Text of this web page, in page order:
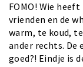
FOMO! Wie
vrienden en de
warm, te koud,
ander rechts. De
goed?! Eindje is